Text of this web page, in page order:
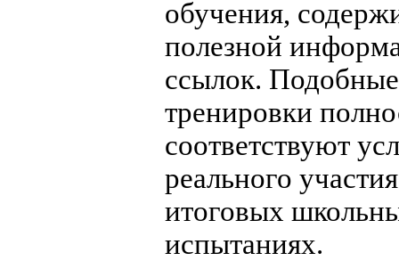
обучения,
полезной
ссылок. Подобные
тренировки
соответствуют
реального
итоговых
испытаниях.